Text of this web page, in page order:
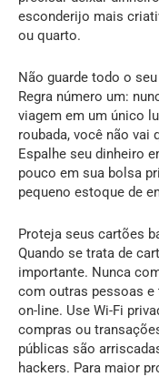
esconderijo mais
ou quarto.
Não guarde todo o
Regra número um:
viagem em um único
roubada, você não vai
Espalhe seu dinheiro
pouco em sua bolsa
pequeno estoque de
Proteja seus cartões
Quando se trata de
importante. Nunca
com outras pessoas
on-line. Use Wi-Fi
compras ou
públicas são
hackers. Para maior